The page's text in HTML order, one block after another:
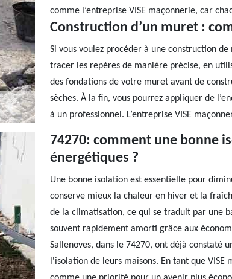
comme l’entreprise VISE maçonnerie, car
Construction d’un muret :
Si vous voulez procéder à une construction
tracer les repères de manière précise, en
des fondations de votre muret avant de
sèches. À la fin, vous pourrez appliquer de
à un professionnel. L’entreprise VISE
74270: comment une bonne
énergétiques ?
Une bonne isolation est essentielle pour
conserve mieux la chaleur en hiver et la
de la climatisation, ce qui se traduit par une
souvent rapidement amorti grâce aux
Sallenoves, dans le 74270, ont déjà constaté
l'isolation de leurs maisons. En tant que